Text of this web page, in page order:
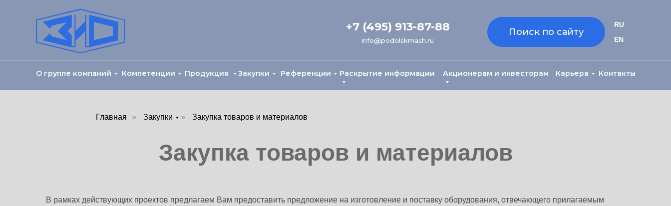
info@podolskmash.ru
Поиск по сайту
+7 (495) 913-87-88
Контакты
Раскрытие информации Карьера
Акционерам и инвесторам
Референции
Продукция Закупки
Компетенции
О группе компаний
RU
EN
Главная » Закупки » Закупка товаров и материалов
Закупка товаров и материалов
В рамках действующих проектов предлагаем Вам предоставить предложение на изготовление и поставку оборудования, отвечающего прилагаемым